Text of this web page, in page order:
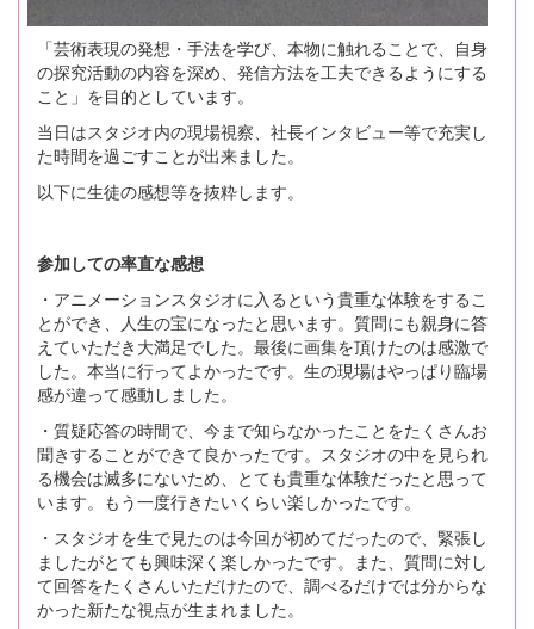
「芸術表現の発想・手法を学び、本物に触れることで、自身
の探究活動の内容を深め、発信方法を工夫できるようにする
こと」を目的としています。
当日はスタジオ内の現場視察、社長インタビュー等で充実し
た時間を過ごすことが出来ました。
以下に生徒の感想等を抜粋します。
参加しての率直な感想
・アニメーションスタジオに入るという貴重な体験をするこ
とができ、人生の宝になったと思います。質問にも親身に答
えていただき大満足でした。最後に画集を頂けたのは感激で
した。本当に行ってよかったです。生の現場はやっぱり臨場
感が違って感動しました。
・質疑応答の時間で、今まで知らなかったことをたくさんお
聞きすることができて良かったです。スタジオの中を見られ
る機会は滅多にないため、とても貴重な体験だったと思って
います。もう一度行きたいくらい楽しかったです。
・スタジオを生で見たのは今回が初めてだったので、緊張し
ましたがとても興味深く楽しかったです。また、質問に対し
て回答をたくさんいただけたので、調べるだけでは分からな
かった新たな視点が生まれました。